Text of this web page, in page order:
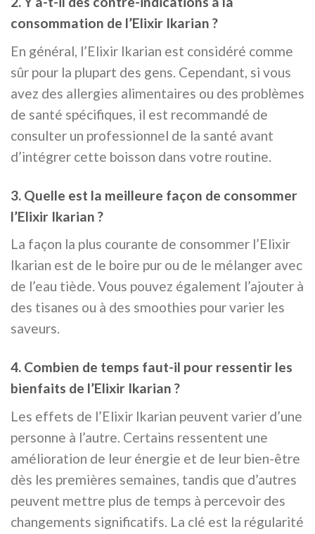
consommation de l’Elixir Ikarian ?
En général, l’Elixir Ikarian est considéré comme
sûr pour la plupart des gens. Cependant, si vous
avez des allergies alimentaires ou des problèmes
de santé spécifiques, il est recommandé de
consulter un professionnel de la santé avant
d’intégrer cette boisson dans votre routine.
3. Quelle est la meilleure façon de consommer
l’Elixir Ikarian ?
La façon la plus courante de consommer l’Elixir
Ikarian est de le boire pur ou de le mélanger avec
de l’eau tiède. Vous pouvez également l’ajouter à
des tisanes ou à des smoothies pour varier les
saveurs.
4. Combien de temps faut-il pour ressentir les
bienfaits de l’Elixir Ikarian ?
Les effets de l’Elixir Ikarian peuvent varier d’une
personne à l’autre. Certains ressentent une
amélioration de leur énergie et de leur bien-être
dès les premières semaines, tandis que d’autres
peuvent mettre plus de temps à percevoir des
changements significatifs. La clé est la régularité